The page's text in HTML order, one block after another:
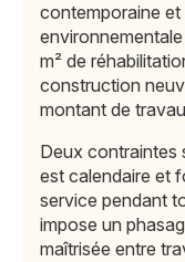
contemporaine et
m² de
construction
montant de
Deux contraintes
est calendaire et
service pendant
impose un
maîtrisée entre